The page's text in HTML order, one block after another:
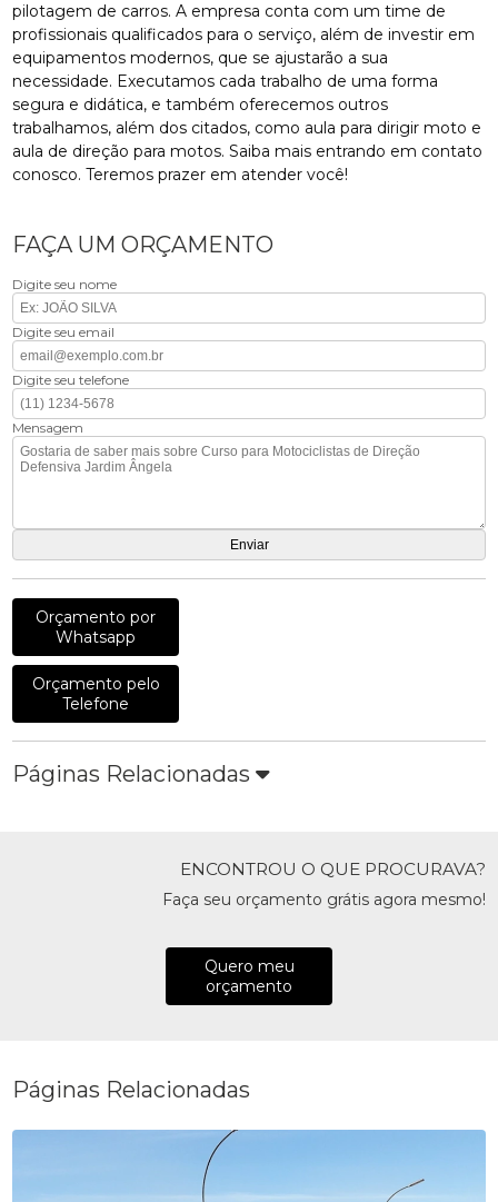
pilotagem de carros. A empresa conta com um time de
profissionais qualificados para o serviço, além de investir em
equipamentos modernos, que se ajustarão a sua
necessidade. Executamos cada trabalho de uma forma
segura e didática, e também oferecemos outros
trabalhamos, além dos citados, como aula para dirigir moto e
aula de direção para motos. Saiba mais entrando em contato
conosco. Teremos prazer em atender você!
FAÇA UM ORÇAMENTO
Digite seu nome
Digite seu email
Digite seu telefone
Mensagem
Orçamento por
Whatsapp
Orçamento pelo
Telefone
Páginas Relacionadas
ENCONTROU O QUE PROCURAVA?
Faça seu orçamento grátis agora mesmo!
Quero meu
orçamento
Páginas Relacionadas